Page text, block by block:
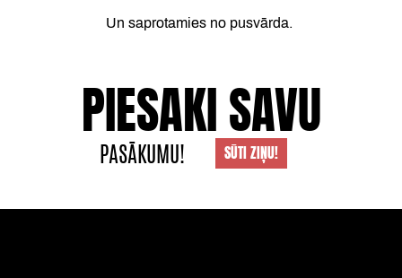
Un saprotamies no pusvārda.
PIESAKI SAVU
PASĀKUMU! SŪTI ZIŅU!